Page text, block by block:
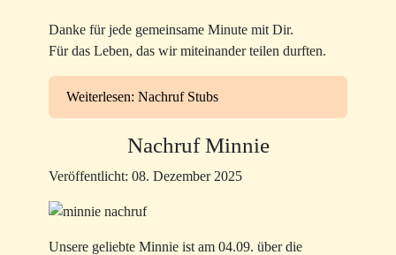
Danke für jede gemeinsame Minute mit Dir.
Für das Leben, das wir miteinander teilen durften.
Weiterlesen: Nachruf Stubs
Nachruf Minnie
Veröffentlicht: 08. Dezember 2025
Unsere geliebte Minnie ist am 04.09. über die